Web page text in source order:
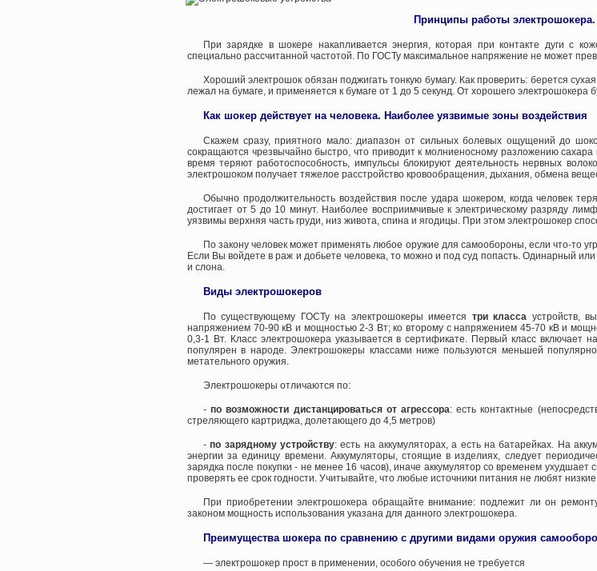
Принципы работы
При зарядке в шокере накапливается энергия, которая при контакте дуги с
специально рассчитанной частотой. По ГОСТу максимальное напряжение не может
Хороший электрошок обязан поджигать тонкую бумагу. Как проверить: берется
лежал на бумаге, и применяется к бумаге от 1 до 5 секунд. От хорошего электрошокера
Как шокер действует на человека. Наиболее уязвимые зоны воздействия
Скажем сразу, приятного мало: диапазон от сильных болевых ощущений до
сокращаются чрезвычайно быстро, что приводит к молниеносному разложению
время теряют работоспособность, импульсы блокируют деятельность нервных
электрошоком получает тяжелое расстройство кровообращения, дыхания, обмена
Обычно продолжительность воздействия после удара шокером, когда человек
достигает от 5 до 10 минут. Наиболее восприимчивые к электрическому разряду
уязвимы верхняя часть груди, низ живота, спина и ягодицы. При этом электрошокер
По закону человек может применять любое оружие для самообороны, если что-то
Если Вы войдете в раж и добьете человека, то можно и под суд попасть. Одинарный
и слона.
Виды электрошокеров
По существующему ГОСТу на электрошокеры имеется три класса устройств,
напряжением 70-90 кВ и мощностью 2-3 Вт; ко второму с напряжением 45-70 кВ и
0,3-1 Вт. Класс электрошокера указывается в сертификате. Первый класс
популярен в народе. Электрошокеры классами ниже пользуются меньшей
метательного оружия.
Электрошокеры отличаются по:
-по возможности дистанцироваться от агрессора: есть контактные
стреляющего картриджа, долетающего до 4,5 метров)
-по зарядному устройству: есть на аккумуляторах, а есть на батарейках. На
энергии за единицу времени. Аккумуляторы, стоящие в изделиях, следует
зарядка после покупки - не менее 16 часов), иначе аккумулятор со временем
проверять ее срок годности. Учитывайте, что любые источники питания не любят
При приобретении электрошокера обращайте внимание: подлежит ли он
законом мощность использования указана для данного электрошокера.
Преимущества шокера по сравнению с другими видами оружия
— электрошокер прост в применении, особого обучения не требуется